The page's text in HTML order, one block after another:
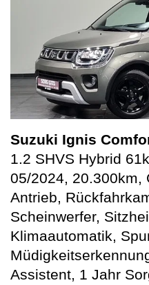
Suzuki Ignis
1.2 SHVS Hybrid
05/2024, 20.300km,
Antrieb,
Scheinwerfer,
Klimaautomatik,
Assistent, 1 Jahr